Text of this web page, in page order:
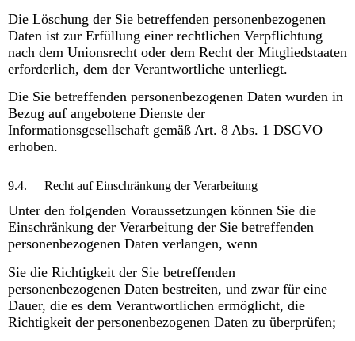
Die Löschung der Sie betreffenden personenbezogenen
Daten ist zur Erfüllung einer rechtlichen Verpflichtung
nach dem Unionsrecht oder dem Recht der Mitgliedstaaten
erforderlich, dem der Verantwortliche unterliegt.
Die Sie betreffenden personenbezogenen Daten wurden in
Bezug auf angebotene Dienste der
Informationsgesellschaft gemäß Art. 8 Abs. 1 DSGVO
erhoben.
9.4. Recht auf Einschränkung der Verarbeitung
Unter den folgenden Voraussetzungen können Sie die
Einschränkung der Verarbeitung der Sie betreffenden
personenbezogenen Daten verlangen, wenn
Sie die Richtigkeit der Sie betreffenden
personenbezogenen Daten bestreiten, und zwar für eine
Dauer, die es dem Verantwortlichen ermöglicht, die
Richtigkeit der personenbezogenen Daten zu überprüfen;